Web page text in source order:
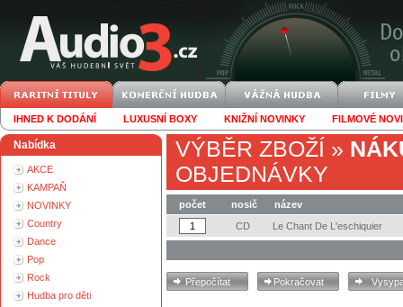
IHNED K DODÁNÍ LUXUSNÍ BOXY KNIŽNÍ NOVINKY FILMOVÉ
Nabídka
AKCE
KAMPAŇ
NOVINKY
Country
Dance
Pop
Rock
Hudba pro děti
VÝBĚR ZBOŽÍ »
OBJEDNÁVKY
počet nosič
název
CD
Le Chant De L'eschiquier